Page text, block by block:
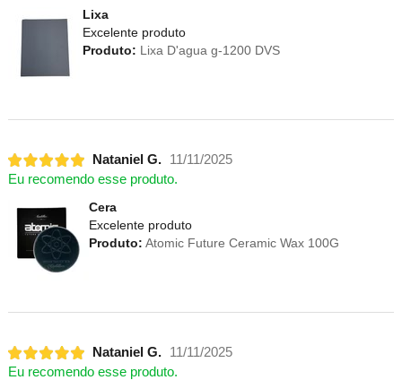
Lixa
Excelente produto
Produto: Lixa D'agua g-1200 DVS
Nataniel G.
11/11/2025
Eu recomendo esse produto.
Cera
Excelente produto
Produto: Atomic Future Ceramic Wax 100G
Nataniel G.
11/11/2025
Eu recomendo esse produto.